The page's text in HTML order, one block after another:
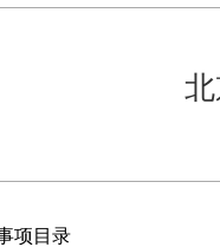
项目录